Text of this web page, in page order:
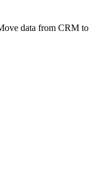
data from CRM to